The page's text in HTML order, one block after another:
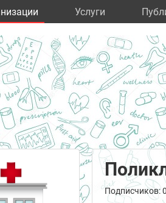
Услуги
Подписчиков: